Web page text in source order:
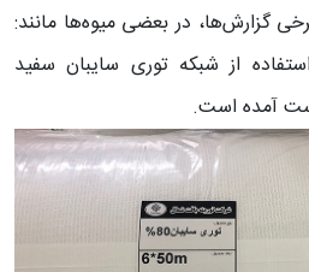
گزارش‌ها، در بعضی میوه‌ها مانند:
از شبکه توری سایبان سفید
آمده است.